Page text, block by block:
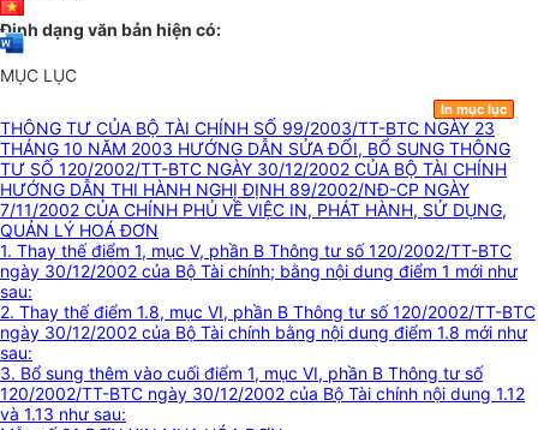
Định dạng văn bản hiện có:
MỤC LỤC
In mục lục
THÔNG TƯ CỦA BỘ TÀI CHÍNH SỐ 99/2003/TT-BTC NGÀY 23
THÁNG 10 NĂM 2003 HƯỚNG DẪN SỬA ĐỔI, BỔ SUNG THÔNG
TƯ SỐ 120/2002/TT-BTC NGÀY 30/12/2002 CỦA BỘ TÀI CHÍNH
HƯỚNG DẪN THI HÀNH NGHỊ ĐỊNH 89/2002/NĐ-CP NGÀY
7/11/2002 CỦA CHÍNH PHỦ VỀ VIỆC IN, PHÁT HÀNH, SỬ DỤNG,
QUẢN LÝ HOÁ ĐƠN
1. Thay thế điểm 1, mục V, phần B Thông tư số 120/2002/TT-BTC
ngày 30/12/2002 của Bộ Tài chính; bằng nội dung điểm 1 mới như
sau:
2. Thay thế điểm 1.8, mục VI, phần B Thông tư số 120/2002/TT-BTC
ngày 30/12/2002 của Bộ Tài chính bằng nội dung điểm 1.8 mới như
sau:
3. Bổ sung thêm vào cuối điểm 1, mục VI, phần B Thông tư số
120/2002/TT-BTC ngày 30/12/2002 của Bộ Tài chính nội dung 1.12
và 1.13 như sau: